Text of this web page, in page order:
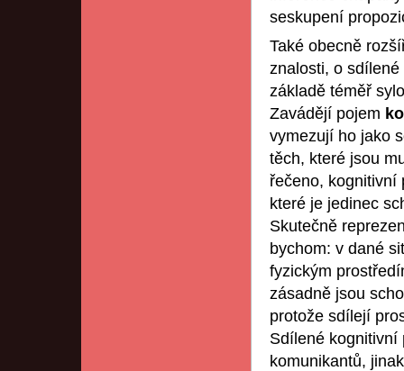
seskupení
Také obecně
znalosti, o
základě téměř
Zavádějí pojem
vymezují ho jako
těch, které jsou
řečeno, kognitivní
které je jedinec
Skutečně
bychom: v dané
fyzickým
zásadně jsou
protože sdílejí
Sdílené kognitivní
komunikantů,